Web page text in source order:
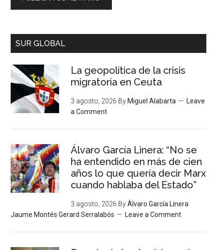
SUR GLOBAL
La geopolítica de la crisis
migratoria en Ceuta
3 agosto, 2026 By Miguel Alabarta
Leave
a Comment
Álvaro García Linera: “No se
ha entendido en más de cien
años lo que quería decir Marx
cuando hablaba del Estado”
3 agosto, 2026 ByÁlvaro García Linera
Jaume Montés Gerard Serralabós
Leave a Comment